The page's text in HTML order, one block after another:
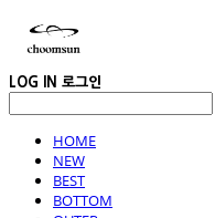
LOG IN 로그인
HOME
NEW
BEST
BOTTOM